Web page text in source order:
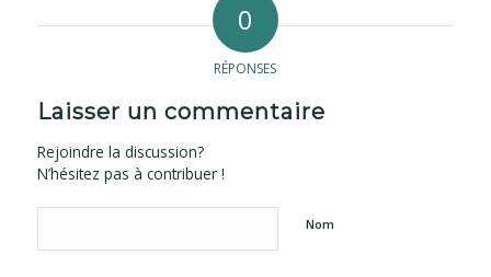
0
RÉPONSES
Laisser un commentaire
Rejoindre la discussion?
N’hésitez pas à contribuer !
Nom